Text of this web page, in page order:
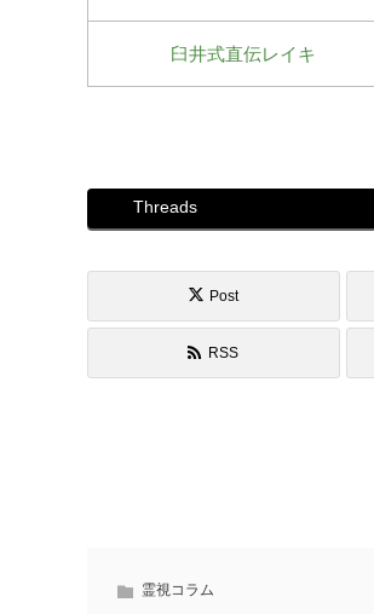
臼井式直伝レイキ
Threads
Post
RSS
霊視コラム